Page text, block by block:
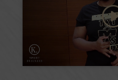
Cliquez pour
marketing et